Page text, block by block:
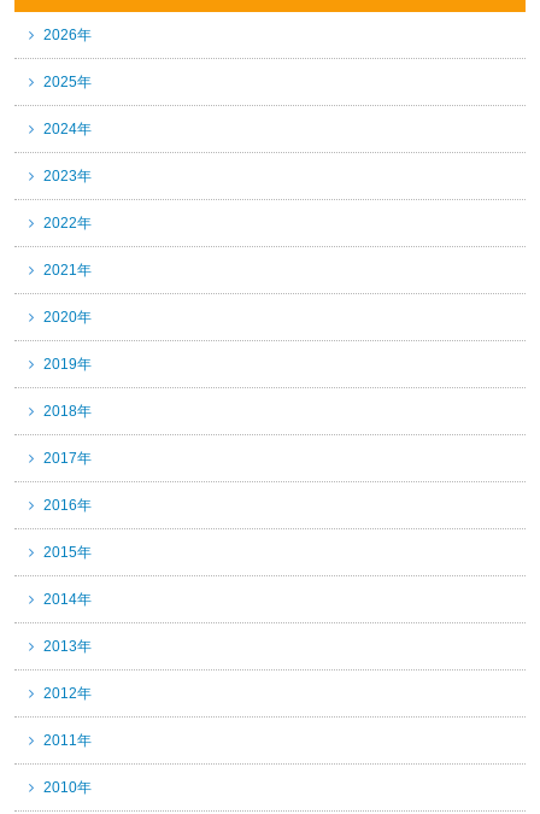
2026年
2025年
2024年
2023年
2022年
2021年
2020年
2019年
2018年
2017年
2016年
2015年
2014年
2013年
2012年
2011年
2010年